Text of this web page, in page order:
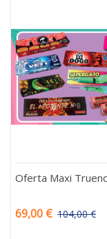
Oferta Maxi
69,00 € 104,00 €